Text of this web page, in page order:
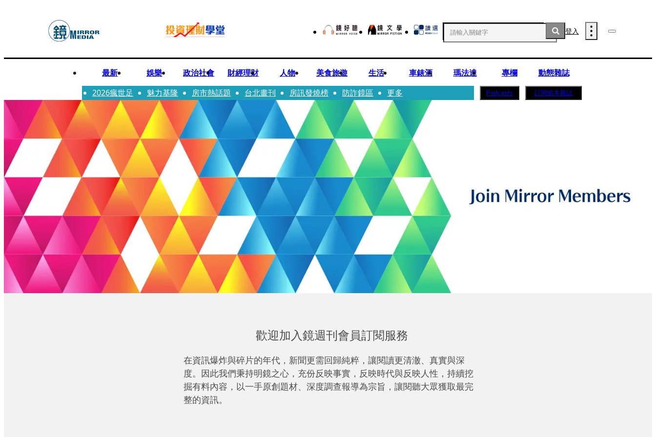
登入
最新 娛樂 政治社會 財經理財 人物 美食旅遊 生活 車錶酒 瑪法達 專欄
動態雜誌
2026瘋世足
魅力基隆 房市熱話題 台北畫刊 房訊發燒榜 防詐鏡區 更多 Podcasts 訂閱紙本雜誌
歡迎加入鏡週刊會員訂閱服務
在資訊爆炸與碎片的年代，新聞更需回歸純粹，讓閱讀更清澈、真實與深
度。因此我們秉持明鏡之心，充份反映事實，反映時代與反映人性，持續挖
掘有料內容，以一手原創題材、深度調查報導為宗旨，讓閱聽大眾獲取最完
整的資訊。